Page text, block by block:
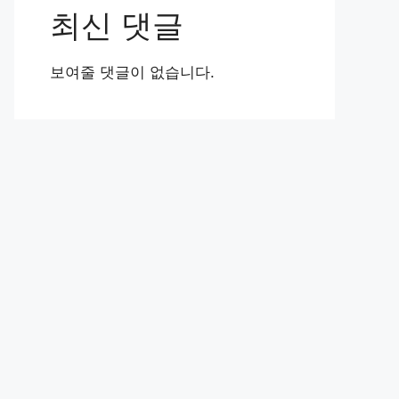
최신 댓글
보여줄 댓글이 없습니다.